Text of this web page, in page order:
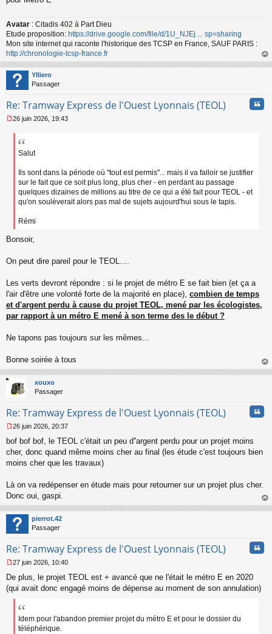
u
Avatar : Citadis 402 à Part Dieu
Etude proposition: https://drive.google.com/file/d/1U_NJEj ... sp=sharing
Mon site internet qui raconte l'historique des TCSP en France, SAUF PARIS :
http://chronologie-tcsp-france.fr
au
Ylliero
Passager
Re: Tramway Express de l'Ouest Lyonnais (TEOL)
e
26 juin 2026, 19:43
Salut
Ils sont dans la période où "tout est permis"... mais il va falloir se justifier
sur le fait que ce soit plus long, plus cher - en perdant au passage
quelques dizaines de millions au titre de ce qui a été fait pour TEOL - et
qu'on soulèverait alors pas mal de sujets aujourd'hui sous le tapis.
Rémi
Bonsoir,
On peut dire pareil pour le TEOL....
Les verts devront répondre : si le projet de métro E se fait bien (et ça a
l'air d'être une volonté forte de la majorité en place), combien de temps
et d'argent perdu à cause du projet TEOL, mené par les écologistes,
par rapport à un métro E mené à son terme des le début ?
Ne tapons pas toujours sur les mêmes...
Bonne soirée à tous
au
xouxo
Passager
Re: Tramway Express de l'Ouest Lyonnais (TEOL)
e
s
s
e
n
o
n
l
u
26 juin 2026, 20:37
bof bof bof, le TEOL c'était un peu d''argent perdu pour un projet moins
cher, donc quand même moins cher au final (les étude c'est toujours bien
moins cher que les travaux)
Là on va redépenser en étude mais pour retourner sur un projet plus cher.
Donc oui, gaspi.
au
pierrot.42
Passager
Re: Tramway Express de l'Ouest Lyonnais (TEOL)
e
s
27 juin 2026, 10:40
De plus, le projet TEOL est + avancé que ne l'était le métro E en 2020
(qui avait donc engagé moins de dépense au moment de son annulation)
Idem pour l'abandon premier projet du métro E et pour le dossier du
téléphérique.